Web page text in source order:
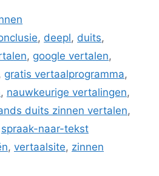
, deepl, duits,
, google vertalen,
, gratis vertaalprogramma,
, nauwkeurige vertalingen,
duits zinnen vertalen,
spraak-naar-tekst
, vertaalsite, zinnen